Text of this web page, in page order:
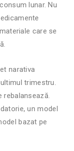
lunar. Nu
care se
narativa
trimestru.
rebalansează.
un model
bazat pe